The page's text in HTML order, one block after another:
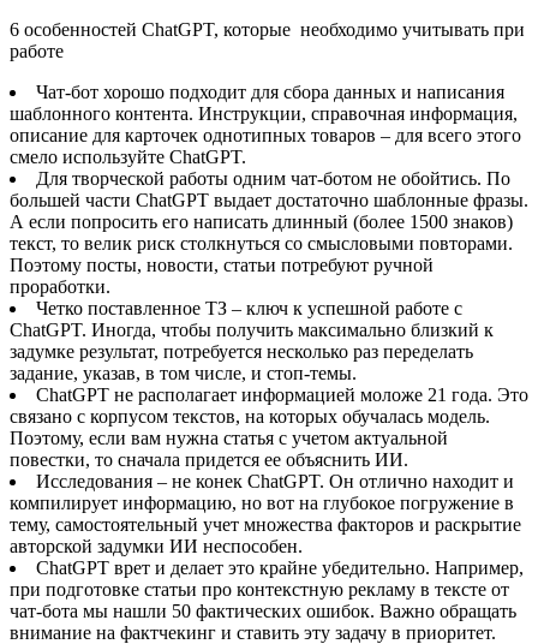
6 особенностей ChatGPT, которые необходимо учитывать при
работе
Чат-бот хорошо подходит для сбора данных и написания
шаблонного контента. Инструкции, справочная информация,
описание для карточек однотипных товаров – для всего этого
смело используйте ChatGPT.
Для творческой работы одним чат-ботом не обойтись. По
большей части ChatGPT выдает достаточно шаблонные фразы.
А если попросить его написать длинный (более 1500 знаков)
текст, то велик риск столкнуться со смысловыми повторами.
Поэтому посты, новости, статьи потребуют ручной
проработки.
Четко поставленное ТЗ – ключ к успешной работе с
ChatGPT. Иногда, чтобы получить максимально близкий к
задумке результат, потребуется несколько раз переделать
задание, указав, в том числе, и стоп-темы.
ChatGPT не располагает информацией моложе 21 года. Это
связано с корпусом текстов, на которых обучалась модель.
Поэтому, если вам нужна статья с учетом актуальной
повестки, то сначала придется ее объяснить ИИ.
Исследования – не конек ChatGPT. Он отлично находит и
компилирует информацию, но вот на глубокое погружение в
тему, самостоятельный учет множества факторов и раскрытие
авторской задумки ИИ неспособен.
ChatGPT врет и делает это крайне убедительно. Например,
при подготовке статьи про контекстную рекламу в тексте от
чат-бота мы нашли 50 фактических ошибок. Важно обращать
внимание на фактчекинг и ставить эту задачу в приоритет.